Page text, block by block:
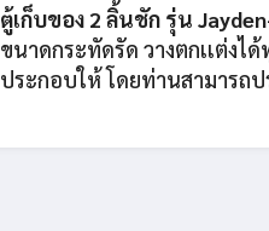
ตู้เก็บของ 2 ลิ้นชัก รุ่น
ขนาดกระทัดรัด วางตกเเต่ง
ประกอบให้ โดยท่านสามารถ